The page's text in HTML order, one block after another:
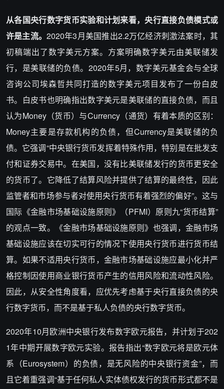
从各国央行数字货币实验和计划来看，央行直接负债模式或
许是主流。2020年3月美国推出2.2万亿经济刺激法案时，其
初稿端出了数字美元方案。方案明确数字美元由美联储发
行，是美联储的负债。2020年5月，数字美元基金会与全球
咨询公司埃森哲共同打造的数字美元项目发布了一份白皮
书。白皮书也明确指出数字美元是美联储的直接负债，而且
认为Money（货币）与Currency（通货）有着本质的区别：
Money主要是存款机构的负债，但Currency是美联储的负
债。它强调“中央银行货币发挥着特殊作用，特别是在批发支
付和证券交易中。在美国，没有比美联储发行的货币更安全
的货币了。它降低了结算风险并提供了结算的最终性，因此
监管者和市场参与者对使用央行货币有着强烈的偏好”。这与
国际《金融市场基础设施原则》（PFMI）原则九“货币结算”
的观点一致。《金融市场基础设施原则》也强调，金融市场
基础设施应该在切实可行的情况下使用央行货币进行货币结
算。如果不适用央行货币，金融市场基础设施应最小化并严
格控制因使用商业银行货币产生的信用风险和流动性风险。
因此，从安全性角度看，应优先考虑基于央行直接负债的央
行数字货币，而不是基于私人负债的央行数字货币。
2020年10月欧洲中央银行发布数字欧元报告，并计划于202
1年中期开展数字欧元实验。报告指出“数字欧元将是欧元体
系（Eurosystem）的负债，是无风险的中央银行资金”，而
且它着重强调“基于任何私人实体债权发行的货币形式都不是